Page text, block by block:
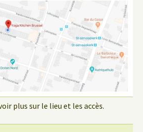
plus sur le lieu et les accès.